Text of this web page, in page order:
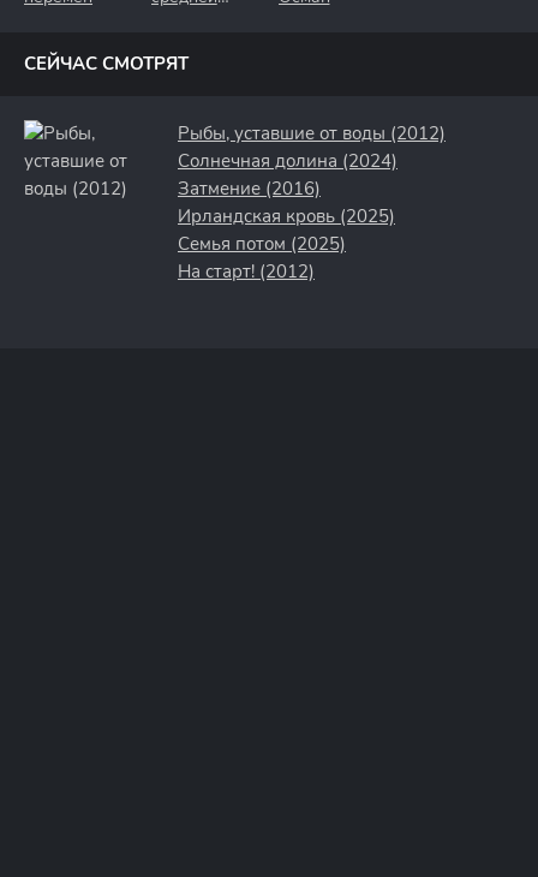
СЕЙЧАС СМОТРЯТ
Рыбы, уставшие от воды (2012)
Солнечная долина (2024)
Затмение (2016)
Ирландская кровь (2025)
Семья потом (2025)
На старт! (2012)